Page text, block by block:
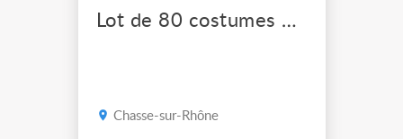
Lot de 80 costumes de scène pro
Chasse-sur-Rhône